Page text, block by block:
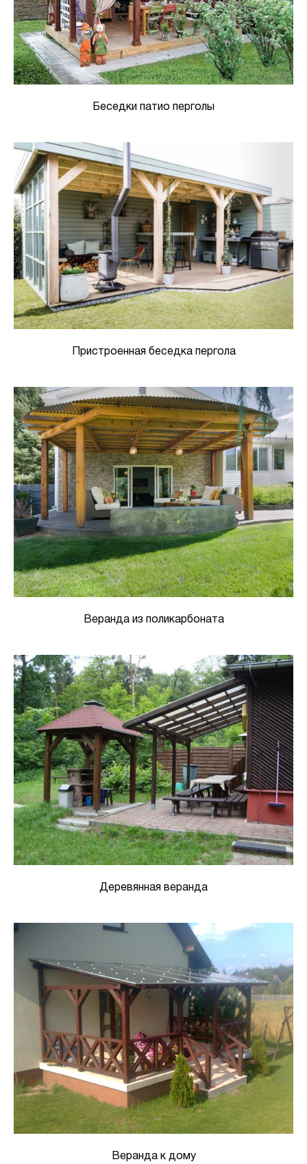
Беседки патио перголы
Пристроенная беседка пергола
Веранда из поликарбоната
Деревянная веранда
Веранда к дому